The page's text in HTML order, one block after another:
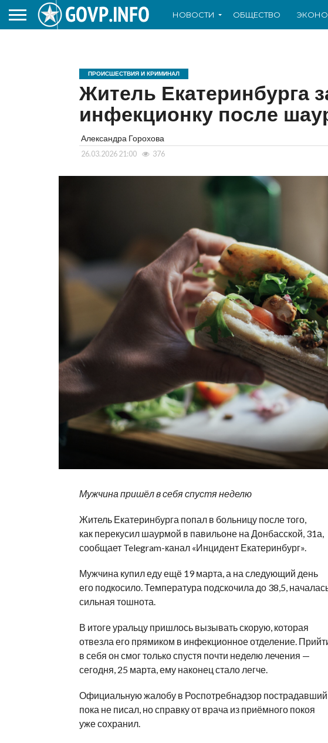
НОВОСТИ ОБЩЕСТВО
ПРОИСШЕСТВИЯ И КРИМИНАЛ
Житель Екатеринбурга
инфекционку после
Александра Горохова
26.03.2026 21:00 376
Мужчина пришёл в себя спустя неделю
Житель Екатеринбурга попал в больницу после того,
как перекусил шаурмой в павильоне на Донбасской, 31а,
сообщает Telegram-канал «Инцидент Екатеринбург».
Мужчина купил еду ещё 19 марта, а на следующий день
его подкосило. Температура подскочила до 38,5,
сильная тошнота.
В итоге уральцу пришлось вызывать скорую, которая
отвезла его прямиком в инфекционное отделение.
в себя он смог только спустя почти неделю лечения —
сегодня, 25 марта, ему наконец стало легче.
Официальную жалобу в Роспотребнадзор пострадавший
пока не писал, но справку от врача из приёмного покоя
уже сохранил.